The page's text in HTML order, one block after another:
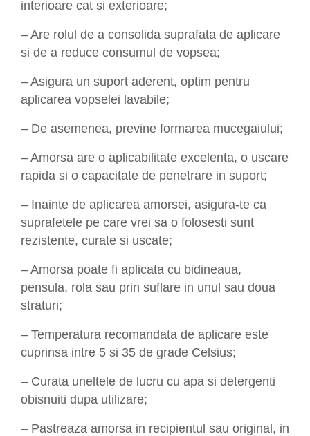
interioare cat si exterioare;
– Are rolul de a consolida suprafata de aplicare
si de a reduce consumul de vopsea;
– Asigura un suport aderent, optim pentru
aplicarea vopselei lavabile;
– De asemenea, previne formarea mucegaiului;
– Amorsa are o aplicabilitate excelenta, o uscare
rapida si o capacitate de penetrare in suport;
– Inainte de aplicarea amorsei, asigura-te ca
suprafetele pe care vrei sa o folosesti sunt
rezistente, curate si uscate;
– Amorsa poate fi aplicata cu bidineaua,
pensula, rola sau prin suflare in unul sau doua
straturi;
– Temperatura recomandata de aplicare este
cuprinsa intre 5 si 35 de grade Celsius;
– Curata uneltele de lucru cu apa si detergenti
obisnuiti dupa utilizare;
– Pastreaza amorsa in recipientul sau original, in